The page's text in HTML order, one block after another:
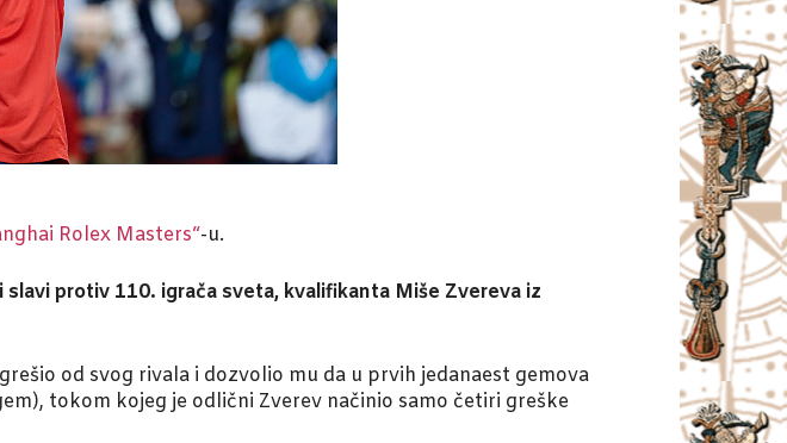
Rolex Masters“-u.
protiv 110. igrača sveta, kvalifikanta Miše Zvereva iz
od svog rivala i dozvolio mu da u prvih jedanaest gemova
tokom kojeg je odlični Zverev načinio samo četiri greške